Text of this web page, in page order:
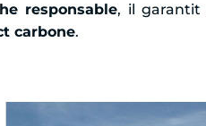
responsable, il
carbone.